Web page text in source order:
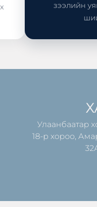
зээлийн
Улаанбаатар
18-р хороо,